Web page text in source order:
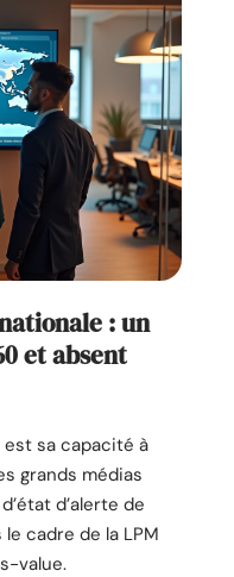
: un
et absent
sa capacité à
grands médias
d’alerte de
cadre de la LPM
value.